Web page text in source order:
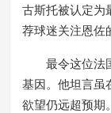
古斯托被认定为
荐球迷关注恩佐
最令这位法国
基因。他坦言虽
欲望仍远超预期